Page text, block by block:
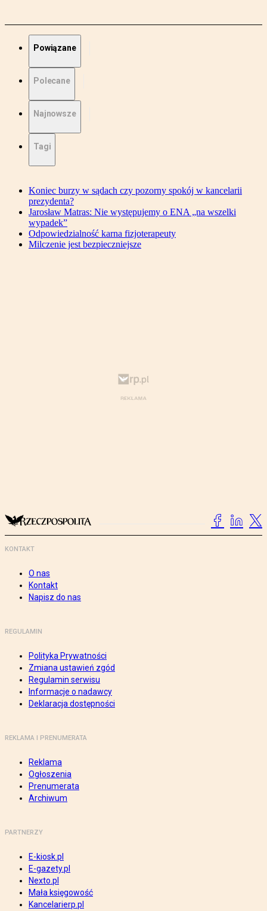
Powiązane
Polecane
Najnowsze
Tagi
Koniec burzy w sądach czy pozorny spokój w kancelarii
prezydenta?
Jarosław Matras: Nie występujemy o ENA „na wszelki
wypadek”
Odpowiedzialność karna fizjoterapeuty
Milczenie jest bezpieczniejsze
KONTAKT
O nas
Kontakt
Napisz do nas
REGULAMIN
Polityka Prywatności
Zmiana ustawień zgód
Regulamin serwisu
Informacje o nadawcy
Deklaracja dostępności
REKLAMA I PRENUMERATA
Reklama
Ogłoszenia
Prenumerata
Archiwum
PARTNERZY
E-kiosk.pl
E-gazety.pl
Nexto.pl
Mała księgowość
Kancelarierp.pl